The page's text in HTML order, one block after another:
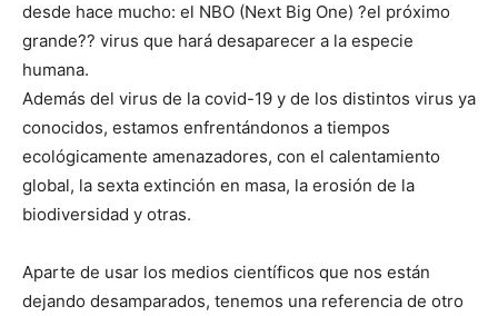
desde hace mucho: el NBO (Next Big One) ?el próximo
grande?? virus que hará desaparecer a la especie
humana.
Además del virus de la covid-19 y de los distintos virus ya
conocidos, estamos enfrentándonos a tiempos
ecológicamente amenazadores, con el calentamiento
global, la sexta extinción en masa, la erosión de la
biodiversidad y otras.
Aparte de usar los medios científicos que nos están
dejando desamparados, tenemos una referencia de otro